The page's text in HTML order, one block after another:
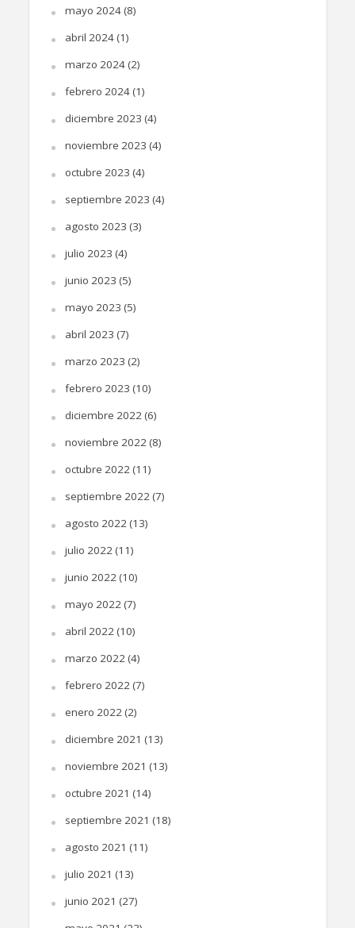
mayo 2024(8)
abril 2024(1)
marzo 2024(2)
febrero 2024(1)
diciembre 2023 (4)
noviembre 2023 (4)
octubre 2023 (4)
septiembre 2023 (4)
agosto 2023 (3)
julio 2023 (4)
junio 2023 (5)
mayo 2023 (5)
abril 2023 (7)
marzo 2023 (2)
febrero 2023 (10)
diciembre 2022(6)
noviembre 2022(8)
octubre 2022(11)
septiembre 2022(7)
agosto 2022(13)
julio 2022(11)
junio 2022(10)
mayo 2022(7)
abril 2022(10)
marzo 2022(4)
febrero 2022(7)
enero 2022(2)
diciembre 2021 (13)
noviembre 2021 (13)
octubre 2021 (14)
septiembre 2021 (18)
agosto 2021 (11)
julio 2021 (13)
junio 2021 (27)